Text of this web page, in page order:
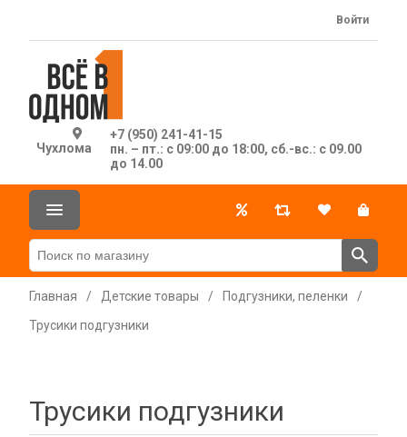
Чухлома
+7 (950) 241-41-15
пн. – пт.: с 09:00 до 18:00, сб.-вс.: с 09.00
до 14.00
Войти
Главная / Детские товары / Подгузники, пеленки
/
Трусики подгузники
Трусики подгузники